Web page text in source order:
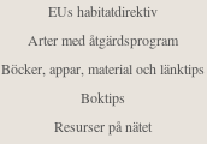
EUs habitatdirektiv
Arter med åtgärdsprogram
Böcker, appar, material och länktips
Boktips
Resurser på nätet